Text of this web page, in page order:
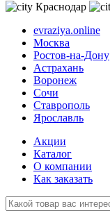
Краснодар
evraziya.online
Москва
Ростов-на-Дону
Астрахань
Воронеж
Сочи
Ставрополь
Ярославль
Акции
Каталог
О компании
Как заказать